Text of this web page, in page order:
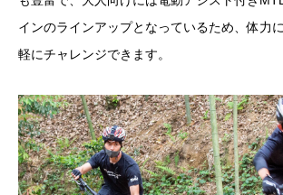
インのラインアップとなっているため、体力
軽にチャレンジできます。